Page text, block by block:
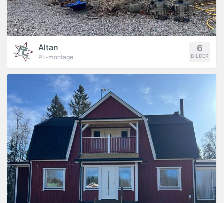
6
BILDER
Altan
PL-montage